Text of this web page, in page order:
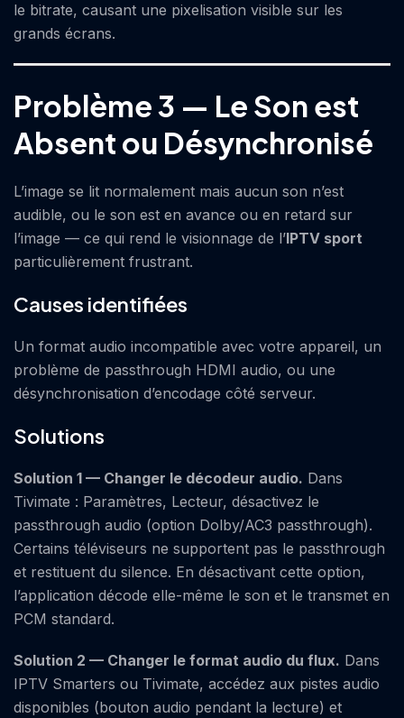
le bitrate, causant une pixelisation visible sur les
grands écrans.
Problème 3 — Le Son est
Absent ou Désynchronisé
L’image se lit normalement mais aucun son n’est
audible, ou le son est en avance ou en retard sur
l’image — ce qui rend le visionnage de l’IPTV sport
particulièrement frustrant.
Causes identifiées
Un format audio incompatible avec votre appareil, un
problème de passthrough HDMI audio, ou une
désynchronisation d’encodage côté serveur.
Solutions
Solution 1 — Changer le décodeur audio. Dans
Tivimate : Paramètres, Lecteur, désactivez le
passthrough audio (option Dolby/AC3 passthrough).
Certains téléviseurs ne supportent pas le passthrough
et restituent du silence. En désactivant cette option,
l’application décode elle-même le son et le transmet en
PCM standard.
Solution 2 — Changer le format audio du flux. Dans
IPTV Smarters ou Tivimate, accédez aux pistes audio
disponibles (bouton audio pendant la lecture) et